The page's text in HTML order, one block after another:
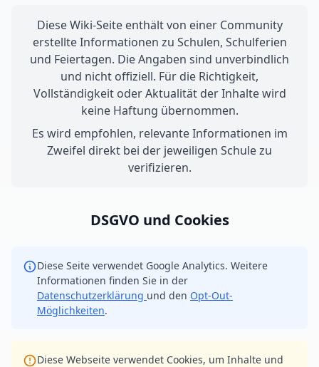
Diese Wiki-Seite enthält von einer Community
erstellte Informationen zu Schulen, Schulferien
und Feiertagen. Die Angaben sind unverbindlich
und nicht offiziell. Für die Richtigkeit,
Vollständigkeit oder Aktualität der Inhalte wird
keine Haftung übernommen.
Es wird empfohlen, relevante Informationen im
Zweifel direkt bei der jeweiligen Schule zu
verifizieren.
DSGVO und Cookies
Diese Seite verwendet Google Analytics. Weitere
Informationen finden Sie in der
Datenschutzerklärung und den Opt-Out-
Möglichkeiten.
Diese Webseite verwendet Cookies, um Inhalte und